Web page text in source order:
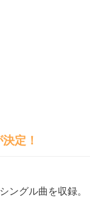
定！
ングル曲を収録。